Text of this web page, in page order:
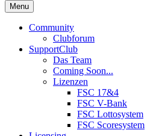
Menu
Community
Clubforum
SupportClub
Das Team
Coming Soon...
Lizenzen
FSC 17&4
FSC V-Bank
FSC Lottosystem
FSC Scoresystem